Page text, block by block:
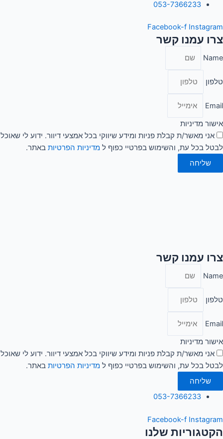
053-7366233
Facebook-f Instagram
צרו עמנו קשר
Name
טלפון
Email
אישור מדיניות
אני מאשר/ת קבלת פניות ומידע שיווקי בכל אמצעי דיוור. ידוע לי שאוכל
לבטל בכל עת, והשימוש בפרטיי כפוף ל מדיניות הפרטיות באתר.
שליחה
צרו עמנו קשר
Name
טלפון
Email
אישור מדיניות
אני מאשר/ת קבלת פניות ומידע שיווקי בכל אמצעי דיוור. ידוע לי שאוכל
לבטל בכל עת, והשימוש בפרטיי כפוף ל מדיניות הפרטיות באתר.
שליחה
053-7366233
Facebook-f Instagram
הקטגוריות שלנו